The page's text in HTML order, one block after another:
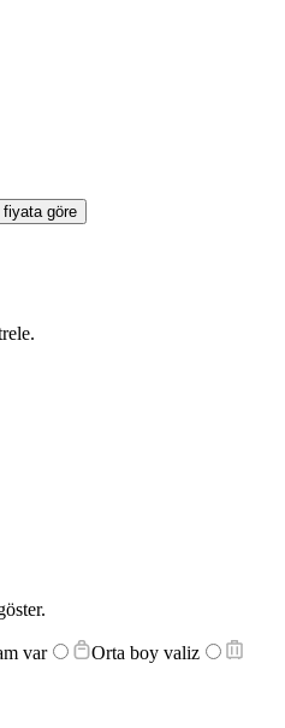
fiyata göre
var
Orta boy valiz